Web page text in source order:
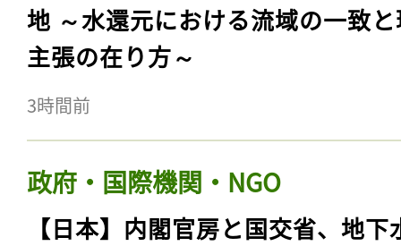
地 ～水還元における流域の一致
主張の在り方～
3時間前
政府・国際機関・NGO
【日本】内閣官房と国交省、地下